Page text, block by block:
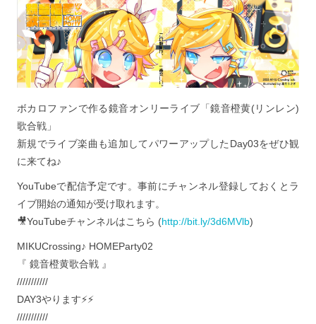
ボカロファンで作る鏡音オンリーライブ「鏡音橙黄(リンレン)
歌合戦」
新規でライブ楽曲も追加してパワーアップしたDay03をぜひ観
に来てね♪
YouTubeで配信予定です。事前にチャンネル登録しておくとラ
イブ開始の通知が受け取れます。
🎥YouTubeチャンネルはこちら (http://bit.ly/3d6MVlb)
MIKUCrossing♪ HOMEParty02
『 鏡音橙黄歌合戦 』
///////////
DAY3やります⚡️⚡️
///////////